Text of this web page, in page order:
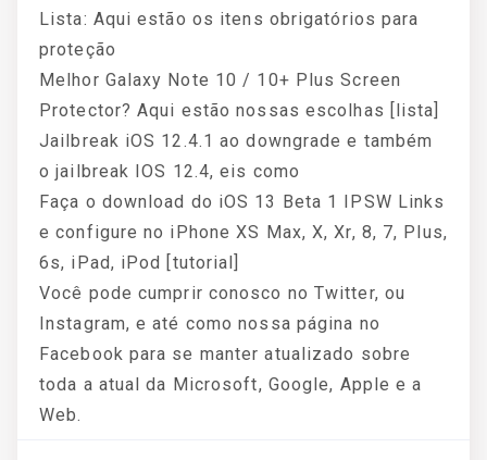
Lista: Aqui estão os itens obrigatórios para
proteção
Melhor Galaxy Note 10 / 10+ Plus Screen
Protector? Aqui estão nossas escolhas [lista]
Jailbreak iOS 12.4.1 ao downgrade e também
o jailbreak IOS 12.4, eis como
Faça o download do iOS 13 Beta 1 IPSW Links
e configure no iPhone XS Max, X, Xr, 8, 7, Plus,
6s, iPad, iPod [tutorial]
Você pode cumprir conosco no Twitter, ou
Instagram, e até como nossa página no
Facebook para se manter atualizado sobre
toda a atual da Microsoft, Google, Apple e a
Web.